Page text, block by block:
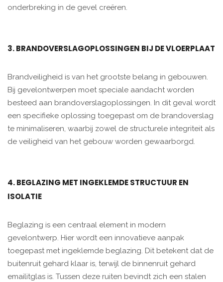
onderbreking in de gevel creëren.
3. BRANDOVERSLAGOPLOSSINGEN BIJ DE VLOERPLAAT
Brandveiligheid is van het grootste belang in gebouwen.
Bij gevelontwerpen moet speciale aandacht worden
besteed aan brandoverslagoplossingen. In dit geval wordt
een specifieke oplossing toegepast om de brandoverslag
te minimaliseren, waarbij zowel de structurele integriteit als
de veiligheid van het gebouw worden gewaarborgd.
4. BEGLAZING MET INGEKLEMDE STRUCTUUR EN
ISOLATIE
Beglazing is een centraal element in modern
gevelontwerp. Hier wordt een innovatieve aanpak
toegepast met ingeklemde beglazing. Dit betekent dat de
buitenruit gehard klaar is, terwijl de binnenruit gehard
emailitglas is. Tussen deze ruiten bevindt zich een stalen